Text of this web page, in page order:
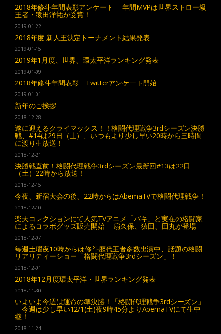
2018年修斗年間表彰アンケート 年間MVPは世界ストロー級
王者・猿田洋祐が受賞！
2019-01-22
2018年度 新人王決定トーナメント結果発表
2019-01-15
2019年1月度、世界、環太平洋ランキング発表
2019-01-09
2018年修斗年間表彰 Twitterアンケート開始
2019-01-01
新年のご挨拶
2018-12-28
遂に迎えるクライマックス！！格闘代理戦争3rdシーズン決勝
戦、#14は29日（土）、いつもより少し早い20時から三時間
に渡り生放送！
2018-12-21
決勝戦直前！格闘代理戦争3rdシーズン最新回#13は22日
（土）22時から放送！
2018-12-15
今夜、新宿大会の後、22時からはAbemaTVで格闘代理戦争！
2018-12-10
楽天コレクションにて人気TVアニメ「バキ」と実在の格闘家
によるコラボグッズ販売開始 扇久保、猿田、田丸が登場
2018-12-07
毎週土曜夜10時からは修斗歴代王者多数出演中、話題の格闘
リアリティーショー「格闘代理戦争3rdシーズン」！
2018-12-01
2018年12月度環太平洋・世界ランキング発表
2018-11-30
いよいよ今週は運命の準決勝！「格闘代理戦争3rdシーズン」
今週は少し早い12/1(土)夜9時45分よりAbemaTVにて生中
継！
2018-11-24